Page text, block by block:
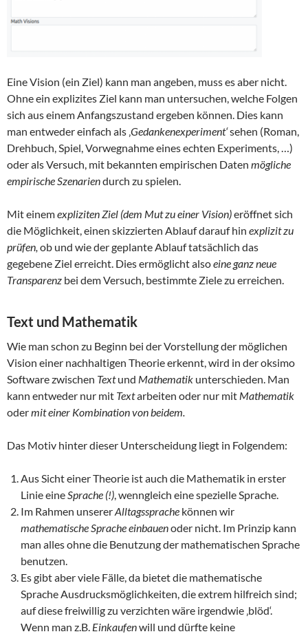
Eine Vision (ein Ziel) kann man angeben, muss es aber nicht.
Ohne ein explizites Ziel kann man untersuchen, welche Folgen
sich aus einem Anfangszustand ergeben können. Dies kann
man entweder einfach als ‚ Gedankenexperiment‘sehen (Roman,
Drehbuch, Spiel, Vorwegnahme eines echten Experiments, …)
oder als Versuch, mit bekannten empirischen Daten mögliche
empirische Szenariendurch zu spielen.
Mit einemexpliziten Ziel (dem Mut zu einer Vision)eröffnet sich
die Möglichkeit, einen skizzierten Ablauf darauf hin explizit zu
prüfen, ob und wie der geplante Ablauf tatsächlich das
gegebene Ziel erreicht. Dies ermöglicht alsoeine ganz neue
Transparenz bei dem Versuch, bestimmte Ziele zu erreichen.
Text und Mathematik
Wie man schon zu Beginn bei der Vorstellung der möglichen
Vision einer nachhaltigen Theorie erkennt, wird in der oksimo
Software zwischen Textund Mathematik unterschieden. Man
kann entweder nur mit Textarbeiten oder nur mit Mathematik
odermit einer Kombination von beidem.
Das Motiv hinter dieser Unterscheidung liegt in Folgendem:
Aus Sicht einer Theorie ist auch die Mathematik in erster
Linie eine Sprache (!) , wenngleich eine spezielle Sprache.
Im Rahmen unsererAlltagssprache können wir
mathematische Sprache einbauenoder nicht. Im Prinzip kann
man alles ohne die Benutzung der mathematischen Sprache
benutzen.
Es gibt aber viele Fälle, da bietet die mathematische
Sprache Ausdrucksmöglichkeiten, die extrem hilfreich sind;
auf diese freiwillig zu verzichten wäre irgendwie ‚blöd‘.
Wenn man z.B. Einkaufenwill und dürfte keine